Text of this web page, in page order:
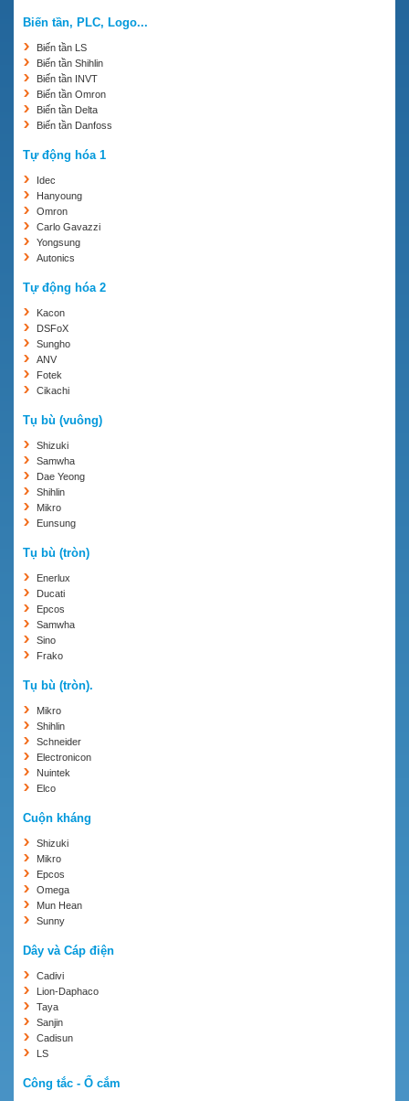
Biến tần, PLC, Logo...
Biến tần LS
Biến tần Shihlin
Biến tần INVT
Biến tần Omron
Biến tần Delta
Biến tần Danfoss
Tự động hóa 1
Idec
Hanyoung
Omron
Carlo Gavazzi
Yongsung
Autonics
Tự động hóa 2
Kacon
DSFoX
Sungho
ANV
Fotek
Cikachi
Tụ bù (vuông)
Shizuki
Samwha
Dae Yeong
Shihlin
Mikro
Eunsung
Tụ bù (tròn)
Enerlux
Ducati
Epcos
Samwha
Sino
Frako
Tụ bù (tròn).
Mikro
Shihlin
Schneider
Electronicon
Nuintek
Elco
Cuộn kháng
Shizuki
Mikro
Epcos
Omega
Mun Hean
Sunny
Dây và Cáp điện
Cadivi
Lion-Daphaco
Taya
Sanjin
Cadisun
LS
Công tắc - Ổ cắm